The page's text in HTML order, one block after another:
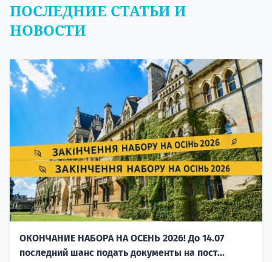
ПОСЛЕДНИЕ СТАТЬИ И
НОВОСТИ
ОКОНЧАНИЕ НАБОРА НА ОСЕНЬ 2026! До 14.07
последний шанс подать документы на пост...